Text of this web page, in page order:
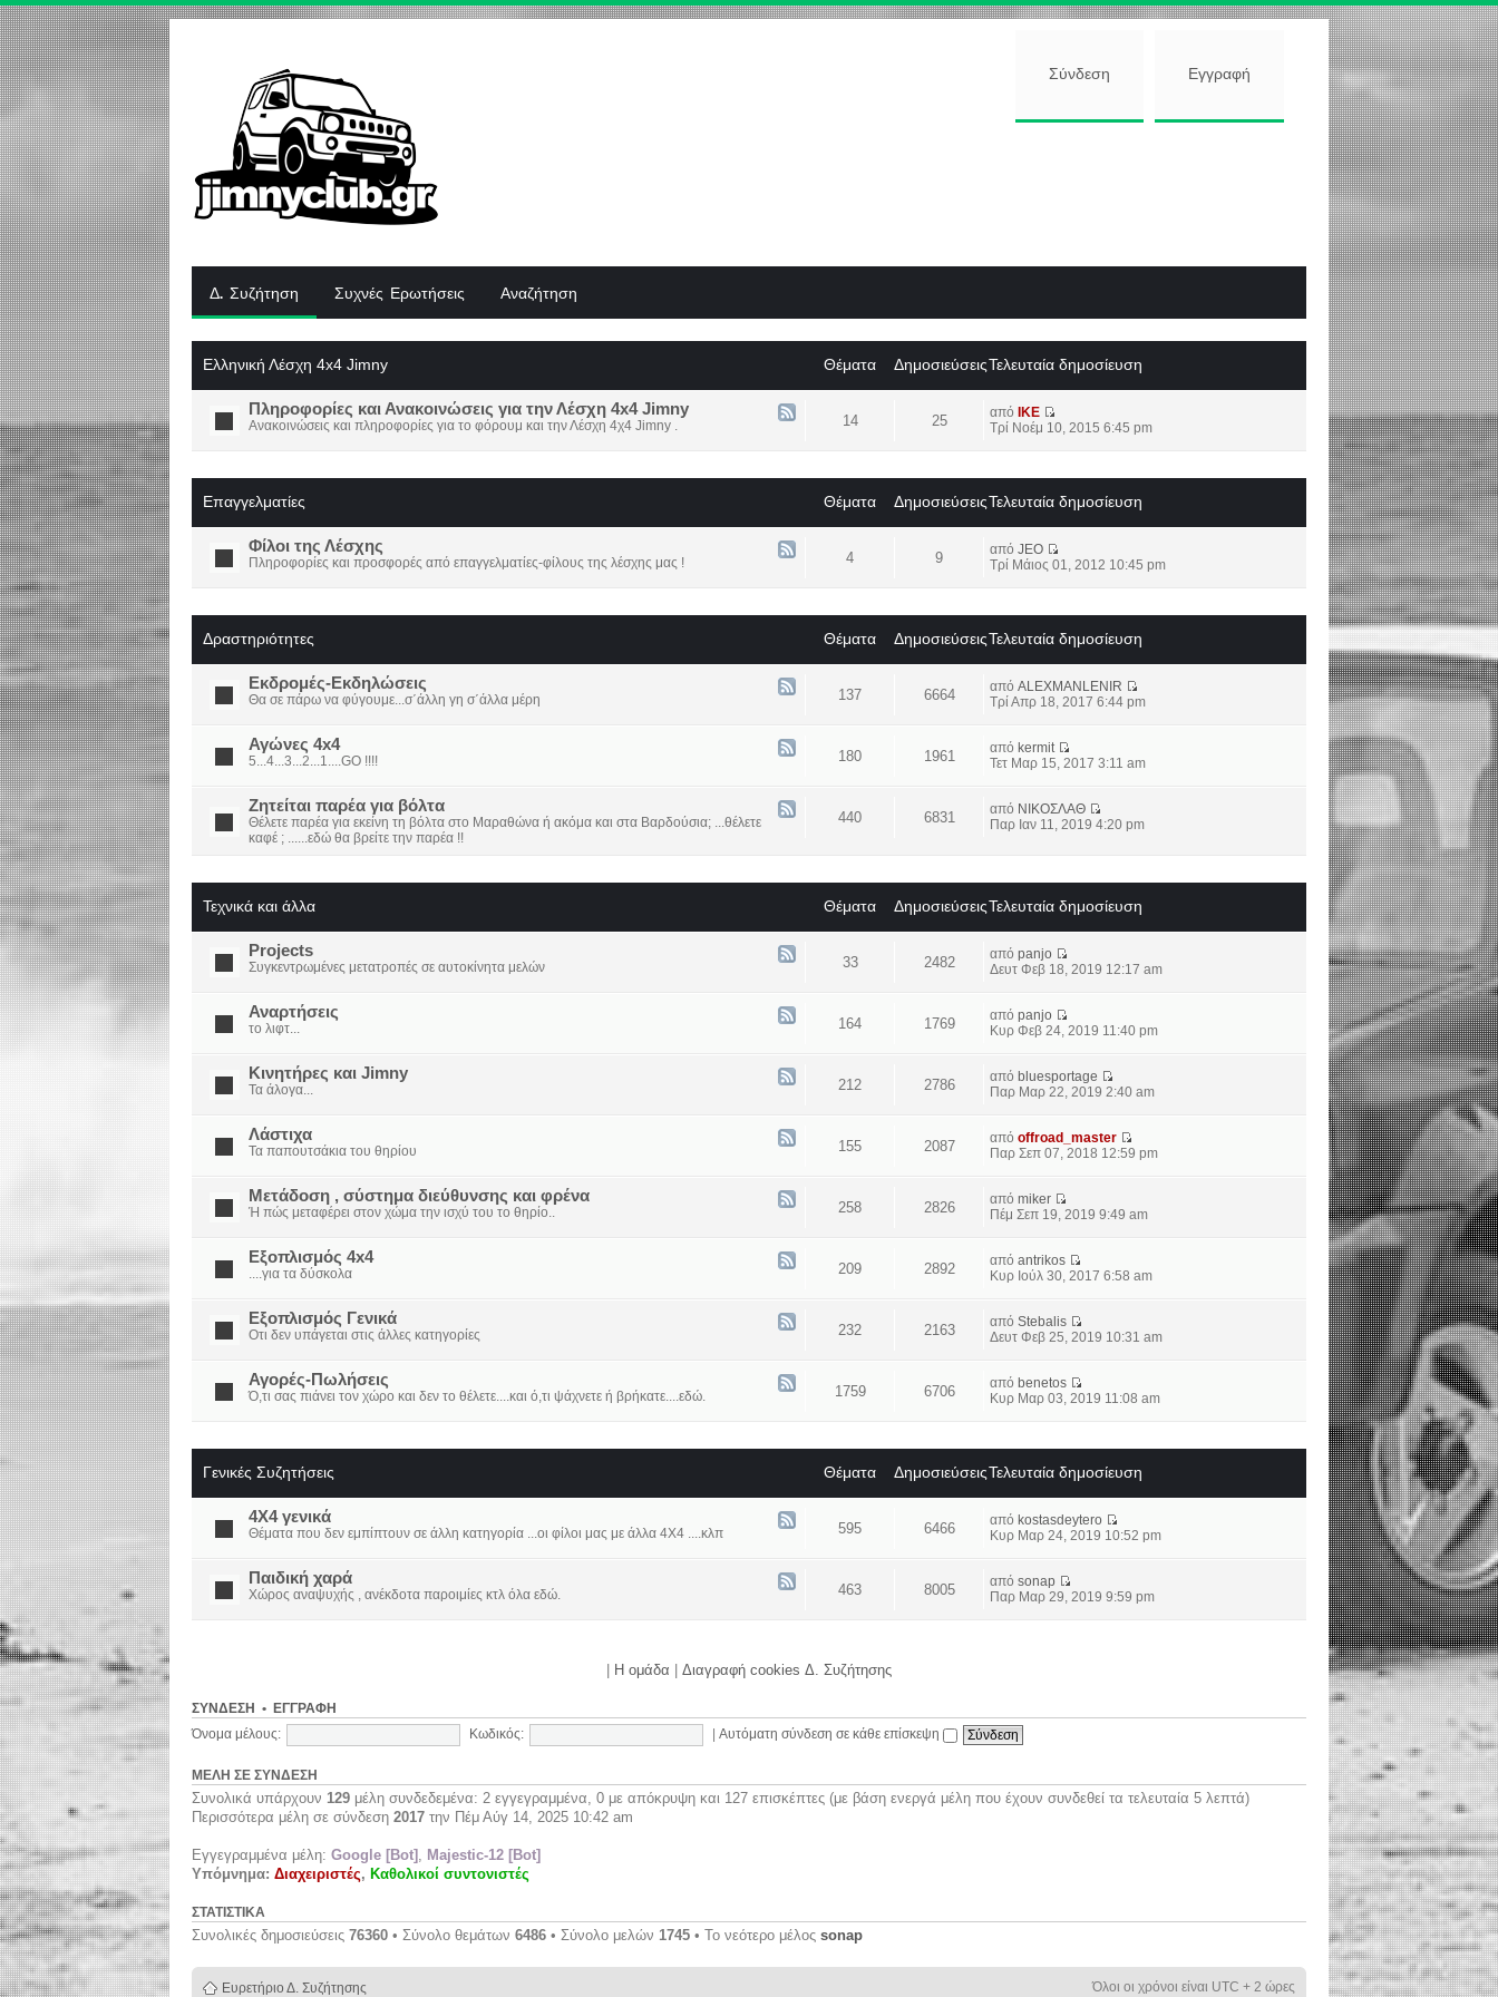
Σύνδεση Εγγραφή
Δ. Συζήτηση Συχνές Ερωτήσεις Αναζήτηση
Ελληνική Λέσχη 4x4 Jimny Θέματα ΔημοσιεύσειςΤελευταία δημοσίευση
Πληροφορίες και Ανακοινώσεις για την Λέσχη 4x4 Jimny
Ανακοινώσεις και πληροφορίες για το φόρουμ και την Λέσχη 4χ4 Jimny . 14 25 από
IKE
Τρί Νοέμ 10, 2015 6:45 pm
Επαγγελματίες Θέματα ΔημοσιεύσειςΤελευταία δημοσίευση
Φίλοι της Λέσχης
Πληροφορίες και προσφορές από επαγγελματίες-φίλους της λέσχης μας ! 4 9 απόJEO
Τρί Μάιος 01, 2012 10:45 pm
Δραστηριότητες Θέματα ΔημοσιεύσειςΤελευταία δημοσίευση
Εκδρομές-Εκδηλώσεις
Θα σε πάρω να φύγουμε...σ΄άλλη γη σ΄άλλα μέρη 137 6664 απόALEXMANLENIR
Τρί Απρ 18, 2017 6:44 pm
Αγώνες 4x4
5...4...3...2...1....GO !!!! 180 1961 από kermit
Τετ Μαρ 15, 2017 3:11 am
Ζητείται παρέα για βόλτα
Θέλετε παρέα για εκείνη τη βόλτα στο Μαραθώνα ή ακόμα και στα Βαρδούσια; ...θέλετε
καφέ ; ......εδώ θα βρείτε την παρέα !!
440 6831 από ΝΙΚΟΣΛΑΘ
Παρ Ιαν 11, 2019 4:20 pm
Τεχνικά και άλλα Θέματα ΔημοσιεύσειςΤελευταία δημοσίευση
Projects
Συγκεντρωμένες μετατροπές σε αυτοκίνητα μελών 33 2482 απόpanjo
Δευτ Φεβ 18, 2019 12:17 am
Αναρτήσεις
το λιφτ... 164 1769 απόpanjo
Κυρ Φεβ 24, 2019 11:40 pm
Κινητήρες και Jimny
Τα άλογα... 212 2786 από bluesportage
Παρ Μαρ 22, 2019 2:40 am
Λάστιχα
Τα παπουτσάκια του θηρίου 155 2087 απόoffroad_master
Παρ Σεπ 07, 2018 12:59 pm
Μετάδοση , σύστημα διεύθυνσης και φρένα
Ή πώς μεταφέρει στον χώμα την ισχύ του το θηρίο.. 258 2826 απόmiker
Πέμ Σεπ 19, 2019 9:49 am
Εξοπλισμός 4x4
....για τα δύσκολα 209 2892 απόantrikos
Κυρ Ιούλ 30, 2017 6:58 am
Εξοπλισμός Γενικά
Οτι δεν υπάγεται στις άλλες κατηγορίες 232 2163 απόStebalis
Δευτ Φεβ 25, 2019 10:31 am
Αγορές-Πωλήσεις
Ό,τι σας πιάνει τον χώρο και δεν το θέλετε....και ό,τι ψάχνετε ή βρήκατε....εδώ. 1759 6706 από benetos
Κυρ Μαρ 03, 2019 11:08 am
Γενικές Συζητήσεις Θέματα ΔημοσιεύσειςΤελευταία δημοσίευση
4X4 γενικά
Θέματα που δεν εμπίπτουν σε άλλη κατηγορία ...οι φίλοι μας με άλλα 4Χ4 ....κλπ 595 6466 από kostasdeytero
Κυρ Μαρ 24, 2019 10:52 pm
Παιδική χαρά
Χώρος αναψυχής , ανέκδοτα παροιμίες κτλ όλα εδώ. 463 8005 απόsonap
Παρ Μαρ 29, 2019 9:59 pm
Η ομάδα Διαγραφή cookies Δ. Συζήτησης
ΣΎΝΔΕΣΗ • ΕΓΓΡΑΦΉ
Όνομα μέλους: Κωδικός: Αυτόματη σύνδεση σε κάθε επίσκεψη
ΜΈΛΗ ΣΕ ΣΎΝΔΕΣΗ
Συνολικά υπάρχουν 129 μέλη συνδεδεμένα: 2 εγγεγραμμένα, 0 με απόκρυψη και 127 επισκέπτες (με βάση ενεργά μέλη που έχουν συνδεθεί τα τελευταία 5 λεπτά)
Περισσότερα μέλη σε σύνδεση 2017 την Πέμ Αύγ 14, 2025 10:42 am
Εγγεγραμμένα μέλη: Google [Bot] , Majestic-12 [Bot]
Υπόμνημα: Διαχειριστές, Καθολικοί συντονιστές
ΣΤΑΤΙΣΤΙΚΆ
Συνολικές δημοσιεύσεις 76360 • Σύνολο θεμάτων 6486 • Σύνολο μελών 1745 • Το νεότερο μέλος sonap
Ευρετήριο Δ. Συζήτησης Όλοι οι χρόνοι είναι UTC + 2 ώρες